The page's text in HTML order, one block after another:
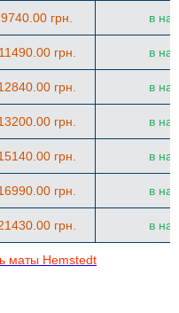
9740.00 грн. в
11490.00 грн. в
грн. в
грн. в
грн. в
грн. в
грн. в
маты Hemstedt